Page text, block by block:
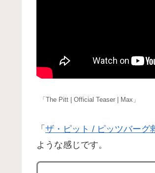
「The Pitt | Official Teaser | Max」
「 ザ・ピット / ピッツバーグ
ような感じです。